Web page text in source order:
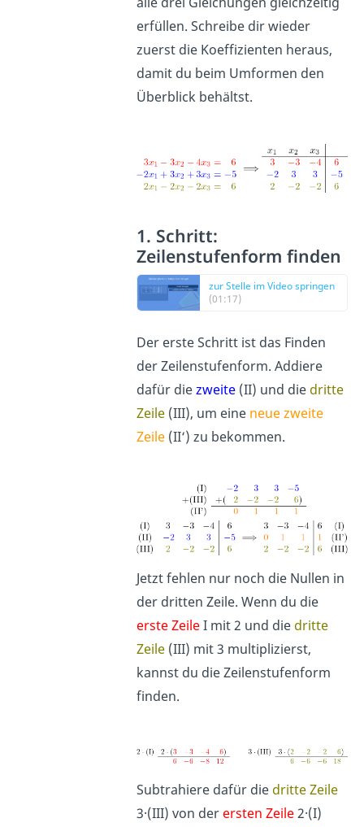
erfüllen. Schreibe dir wieder
zuerst die Koeffizienten heraus,
damit du beim Umformen den
Überblick behältst.
1. Schritt:
Zeilenstufenform finden
zur Stelle im Video springen
(01:17)
Der erste Schritt ist das Finden
der Zeilenstufenform. Addiere
dafür diezweite(II) und die dritte
Zeile(III), um eine neue zweite
Zeile(II‘) zu bekommen.
Jetzt fehlen nur noch die Nullen in
der dritten Zeile. Wenn du die
erste ZeileI mit 2 und die dritte
Zeile(III) mit 3 multiplizierst,
kannst du die Zeilenstufenform
finden.
Subtrahiere dafür die dritte Zeile
3·(III) von der ersten Zeile2·(I)